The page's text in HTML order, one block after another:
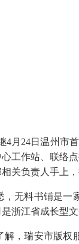
4月24日温州市
工作站、联络
关负责人手上
，无料书铺是一
浙江省成长型
解，瑞安市版权